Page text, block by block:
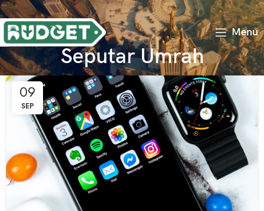
Menu
Seputar Umrah
09
SEP